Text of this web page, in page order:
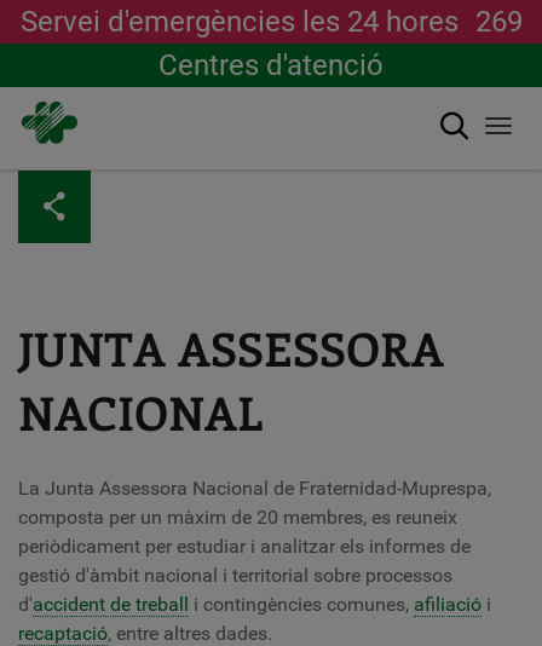
contingut
Servei d'emergències les 24 hores 269
Centres d'atenció
Cerca
JUNTA ASSESSORA
NACIONAL
La Junta Assessora Nacional de Fraternidad-Muprespa,
composta per un màxim de 20 membres, es reuneix
periòdicament per estudiar i analitzar els informes de
gestió d'àmbit nacional i territorial sobre processos
d'accident de treball i contingències comunes, afiliació i
recaptació, entre altres dades.